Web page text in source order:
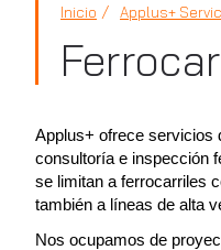
Inicio Applus+
Applus+ ofrece servicios
consultoría e inspección
se limitan a ferrocarriles
también a líneas de alta
Nos ocupamos de